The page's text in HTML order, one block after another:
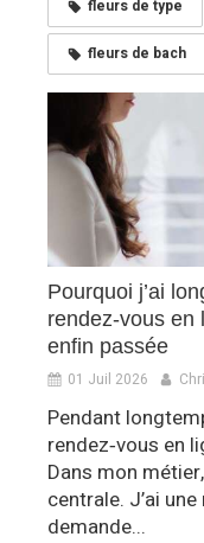
fleurs de type
fleurs de bach
Pourquoi j’ai
rendez‑vous
enfin passée
01 Juil 2026
Pendant
rendez‑vous en
Dans mon
centrale. J’ai
demande...